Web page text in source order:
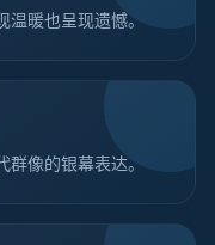
温暖也呈现遗憾。
群像的银幕表达。